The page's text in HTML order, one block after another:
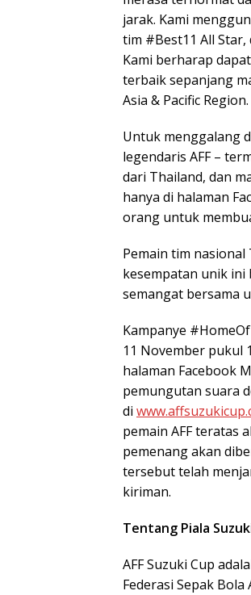
jarak. Kami
tim #Best11 All
Kami berharap
terbaik sepanjang
Asia & Pacific Region.
Untuk menggalang
legendaris AFF –
dari Thailand, dan
hanya di halaman
orang untuk
Pemain tim nasional
kesempatan unik
semangat bersama
Kampanye
11 November pukul
halaman Facebook
pemungutan suara
di
pemain AFF teratas
pemenang akan
tersebut telah
kiriman.
Tentang Piala
AFF Suzuki Cup
Federasi Sepak Bola